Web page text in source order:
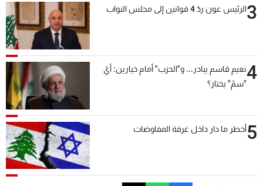
3الرئيس عون ردّ 4 قوانين إلى مجلس النواب
4نعيم قاسم يبادر... و"الحزب" أمام خيارين: أيّ
"سمّ" يختار؟
5أخطر ما دار داخل غرفة المفاوضات